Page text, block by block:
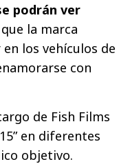
podrán ver
la marca
los vehículos de
con
de Fish Films
en diferentes
objetivo.